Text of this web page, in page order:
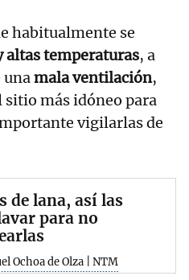
habitualmente se
altas temperaturas, a
unamala ventilación,
sitio más idóneo para
vigilarlas de
de lana, así las
para no
Ochoa de Olza | NTM